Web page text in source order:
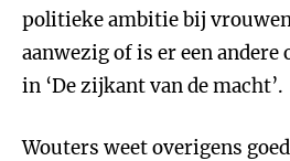
politieke ambitie bij
aanwezig of is er een andere
in ‘De zijkant van de macht’.
Wouters weet overigens